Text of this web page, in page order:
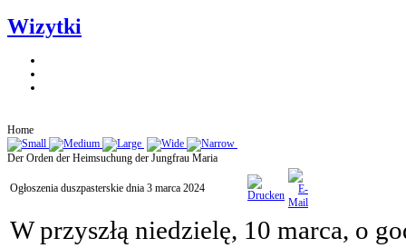
Wizytki
Home
Der Orden der Heimsuchung der Jungfrau Maria
Ogłoszenia duszpasterskie dnia 3 marca 2024
W przyszłą niedzielę, 10 marca, o